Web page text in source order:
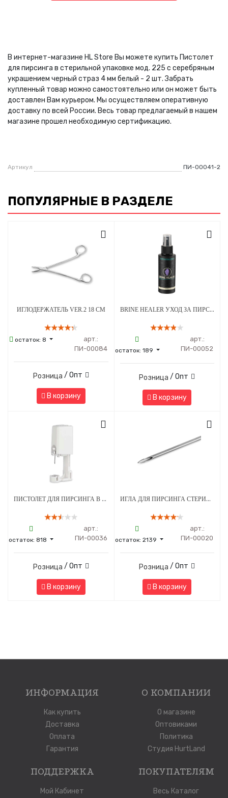
В интернет-магазине HL Store Вы можете купить Пистолет
для пирсинга в стерильной упаковке мод. 225 с серебряным
украшением черный страз 4 мм белый - 2 шт. Забрать
купленный товар можно самостоятельно или он может быть
доставлен Вам курьером. Мы осуществляем оперативную
доставку по всей России. Весь товар предлагаемый в нашем
магазине прошел необходимую сертификацию.
Артикул ПИ-00041-2
ПОПУЛЯРНЫЕ В РАЗДЕЛЕ
ИГЛОДЕРЖАТЕЛЬ VER.2 18 СМ
остаток: 8
арт.:
ПИ-00084
Розница / Опт
В корзину
BRINE HEALER УХОД ЗА ПИРСИНГОМ - СРЕДСТВО ДЛЯ ЗАЖИВЛЕНИЯ - 100 МЛ
остаток: 189
арт.:
ПИ-00052
Розница / Опт
В корзину
ПИСТОЛЕТ ДЛЯ ПИРСИНГА В СТЕРИЛЬНОЙ УПАКОВКЕ МОД. 203 С СЕРЕБРЯНЫМ УКРАШЕНИЕМ ШАРИК 3 ММ БЕЛЫЙ - 1 ШТ
остаток: 818
арт.:
ПИ-00036
Розница / Опт
В корзину
ИГЛА ДЛЯ ПИРСИНГА СТЕРИЛЬНАЯ 13G
остаток: 2139
арт.:
ПИ-00020
Розница / Опт
В корзину
ИНФОРМАЦИЯ
Как купить
Доставка
Оплата
Гарантия
О КОМПАНИИ
О магазине
Оптовиками
Политика
Студия HurtLand
ПОДДЕРЖКА
Мой Кабинет
ПОКУПАТЕЛЯМ
Весь Каталог